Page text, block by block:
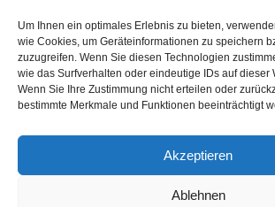
Um Ihnen ein optimales Erlebnis zu bieten,
wie Cookies, um Geräteinformationen zu speichern
zuzugreifen. Wenn Sie diesen Technologien
wie das Surfverhalten oder eindeutige IDs auf dieser
Wenn Sie Ihre Zustimmung nicht erteilen oder
bestimmte Merkmale und Funktionen beeinträchtigt
Akzeptieren
Ablehnen
Guides
Our Prices
Our Stories